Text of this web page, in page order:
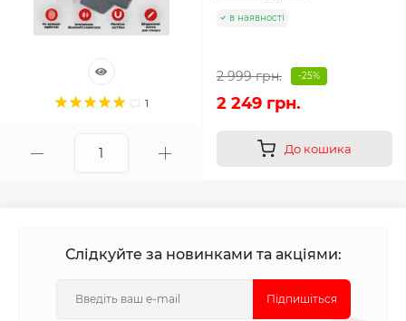
1
в наявності
2 999 грн. -25%
2 249 грн.
До кошика
Слідкуйте за новинками та акціями:
Підпишіться